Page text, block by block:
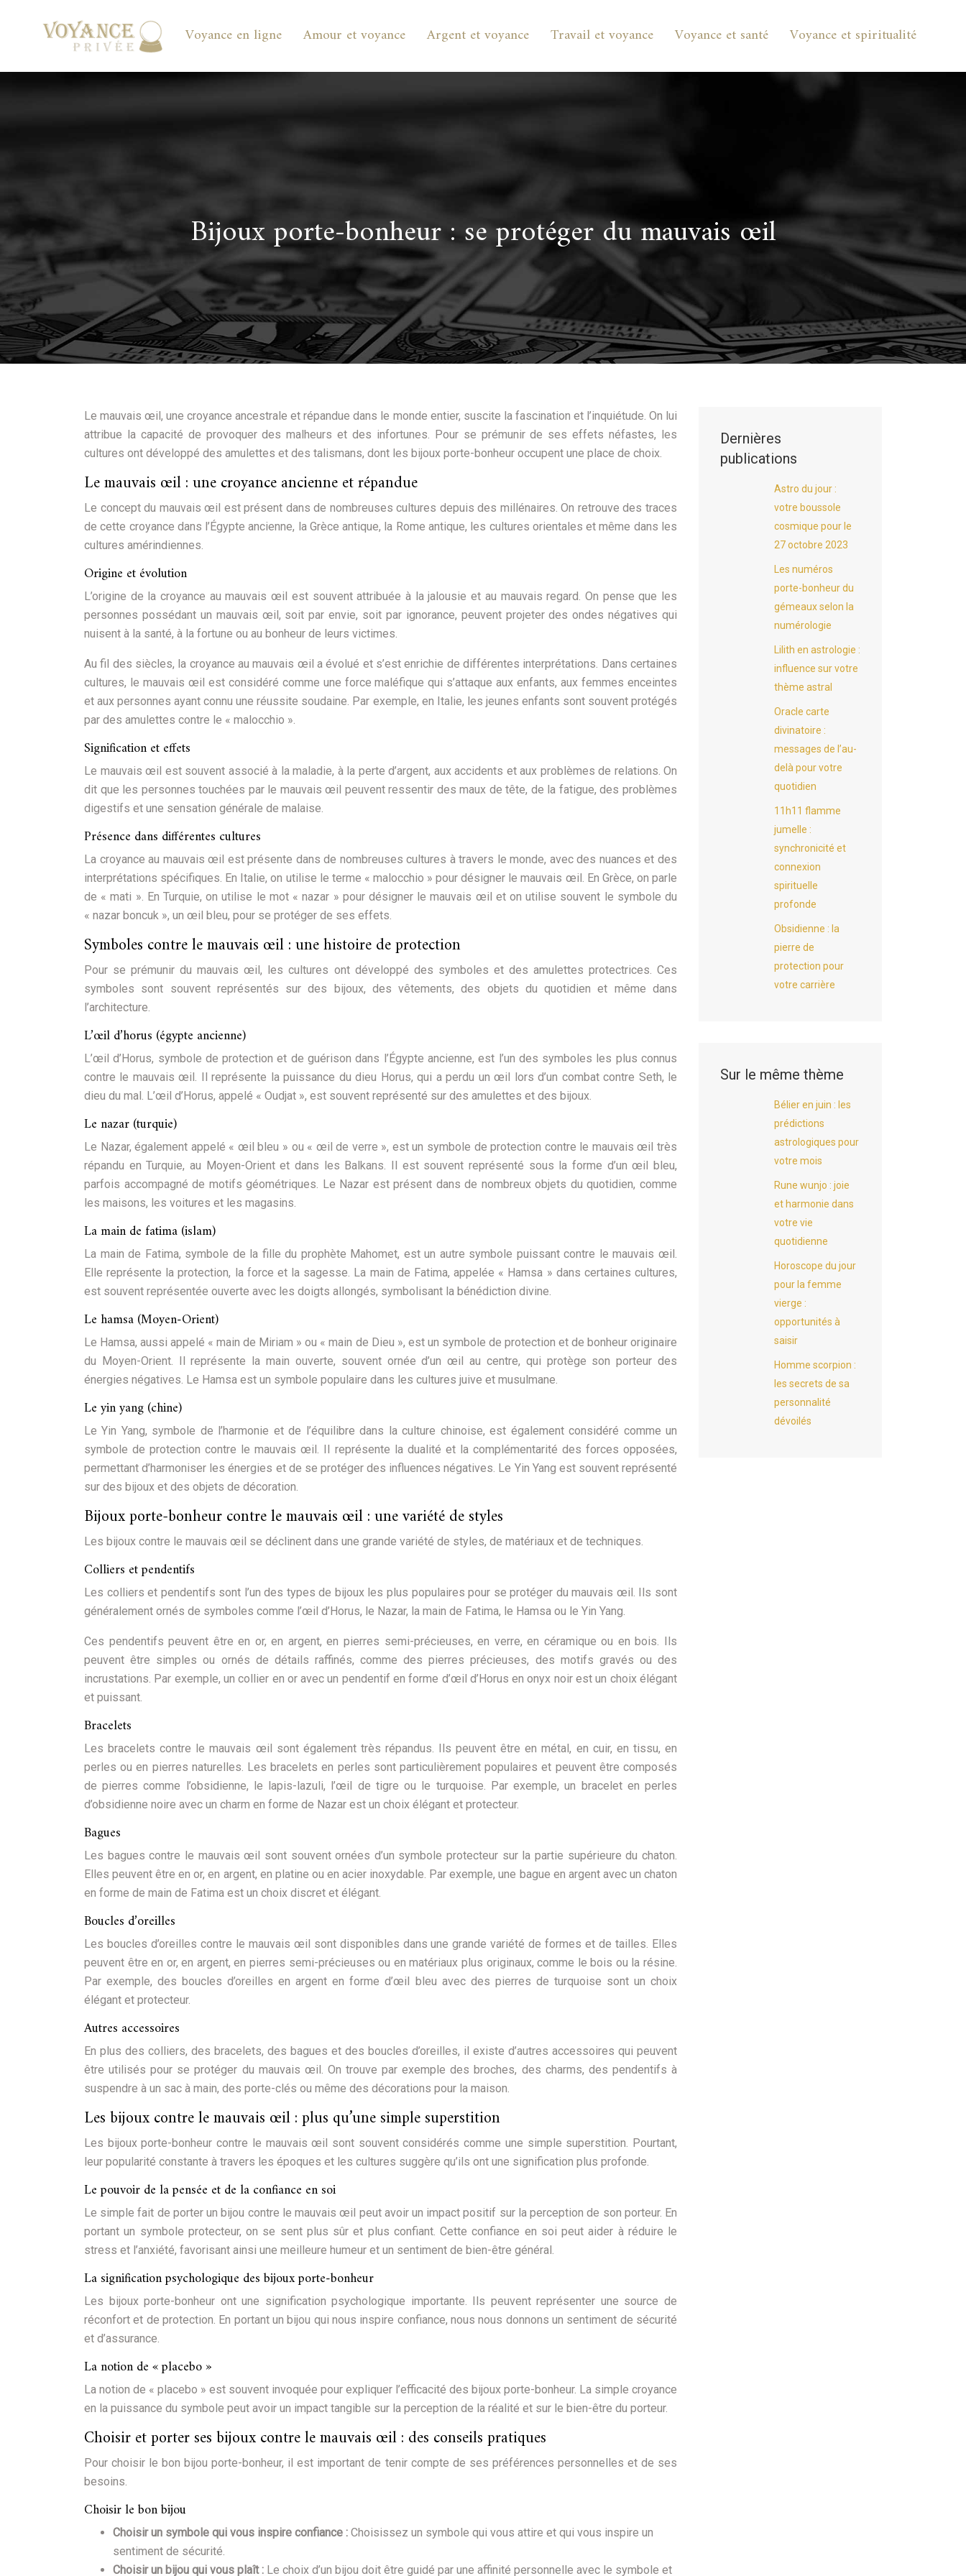
Voyance en ligne Amour et voyance Argent et voyance Travail et voyance Voyance et santé Voyance et spiritualité
Bijoux porte-bonheur : se protéger du mauvais œil
Le mauvais œil, une croyance ancestrale et répandue dans le monde entier, suscite la fascination et l’inquiétude. On lui
attribue la capacité de provoquer des malheurs et des infortunes. Pour se prémunir de ses effets néfastes, les
cultures ont développé des amulettes et des talismans, dont les bijoux porte-bonheur occupent une place de choix.
Le mauvais œil : une croyance ancienne et répandue
Le concept du mauvais œil est présent dans de nombreuses cultures depuis des millénaires. On retrouve des traces
de cette croyance dans l’Égypte ancienne, la Grèce antique, la Rome antique, les cultures orientales et même dans les
cultures amérindiennes.
Origine et évolution
L’origine de la croyance au mauvais œil est souvent attribuée à la jalousie et au mauvais regard. On pense que les
personnes possédant un mauvais œil, soit par envie, soit par ignorance, peuvent projeter des ondes négatives qui
nuisent à la santé, à la fortune ou au bonheur de leurs victimes.
Au fil des siècles, la croyance au mauvais œil a évolué et s’est enrichie de différentes interprétations. Dans certaines
cultures, le mauvais œil est considéré comme une force maléfique qui s’attaque aux enfants, aux femmes enceintes
et aux personnes ayant connu une réussite soudaine. Par exemple, en Italie, les jeunes enfants sont souvent protégés
par des amulettes contre le « malocchio ».
Signification et effets
Le mauvais œil est souvent associé à la maladie, à la perte d’argent, aux accidents et aux problèmes de relations. On
dit que les personnes touchées par le mauvais œil peuvent ressentir des maux de tête, de la fatigue, des problèmes
digestifs et une sensation générale de malaise.
Présence dans différentes cultures
La croyance au mauvais œil est présente dans de nombreuses cultures à travers le monde, avec des nuances et des
interprétations spécifiques. En Italie, on utilise le terme « malocchio » pour désigner le mauvais œil. En Grèce, on parle
de « mati ». En Turquie, on utilise le mot « nazar » pour désigner le mauvais œil et on utilise souvent le symbole du
« nazar boncuk », un œil bleu, pour se protéger de ses effets.
Symboles contre le mauvais œil : une histoire de protection
Pour se prémunir du mauvais œil, les cultures ont développé des symboles et des amulettes protectrices. Ces
symboles sont souvent représentés sur des bijoux, des vêtements, des objets du quotidien et même dans
l’architecture.
L’œil d’horus (égypte ancienne)
L’œil d’Horus, symbole de protection et de guérison dans l’Égypte ancienne, est l’un des symboles les plus connus
contre le mauvais œil. Il représente la puissance du dieu Horus, qui a perdu un œil lors d’un combat contre Seth, le
dieu du mal. L’œil d’Horus, appelé « Oudjat », est souvent représenté sur des amulettes et des bijoux.
Le nazar (turquie)
Le Nazar, également appelé « œil bleu » ou « œil de verre », est un symbole de protection contre le mauvais œil très
répandu en Turquie, au Moyen-Orient et dans les Balkans. Il est souvent représenté sous la forme d’un œil bleu,
parfois accompagné de motifs géométriques. Le Nazar est présent dans de nombreux objets du quotidien, comme
les maisons, les voitures et les magasins.
La main de fatima (islam)
La main de Fatima, symbole de la fille du prophète Mahomet, est un autre symbole puissant contre le mauvais œil.
Elle représente la protection, la force et la sagesse. La main de Fatima, appelée « Hamsa » dans certaines cultures,
est souvent représentée ouverte avec les doigts allongés, symbolisant la bénédiction divine.
Le hamsa (Moyen-Orient)
Le Hamsa, aussi appelé « main de Miriam » ou « main de Dieu », est un symbole de protection et de bonheur originaire
du Moyen-Orient. Il représente la main ouverte, souvent ornée d’un œil au centre, qui protège son porteur des
énergies négatives. Le Hamsa est un symbole populaire dans les cultures juive et musulmane.
Le yin yang (chine)
Le Yin Yang, symbole de l’harmonie et de l’équilibre dans la culture chinoise, est également considéré comme un
symbole de protection contre le mauvais œil. Il représente la dualité et la complémentarité des forces opposées,
permettant d’harmoniser les énergies et de se protéger des influences négatives. Le Yin Yang est souvent représenté
sur des bijoux et des objets de décoration.
Bijoux porte-bonheur contre le mauvais œil : une variété de styles
Les bijoux contre le mauvais œil se déclinent dans une grande variété de styles, de matériaux et de techniques.
Colliers et pendentifs
Les colliers et pendentifs sont l’un des types de bijoux les plus populaires pour se protéger du mauvais œil. Ils sont
généralement ornés de symboles comme l’œil d’Horus, le Nazar, la main de Fatima, le Hamsa ou le Yin Yang.
Ces pendentifs peuvent être en or, en argent, en pierres semi-précieuses, en verre, en céramique ou en bois. Ils
peuvent être simples ou ornés de détails raffinés, comme des pierres précieuses, des motifs gravés ou des
incrustations. Par exemple, un collier en or avec un pendentif en forme d’œil d’Horus en onyx noir est un choix élégant
et puissant.
Bracelets
Les bracelets contre le mauvais œil sont également très répandus. Ils peuvent être en métal, en cuir, en tissu, en
perles ou en pierres naturelles. Les bracelets en perles sont particulièrement populaires et peuvent être composés
de pierres comme l’obsidienne, le lapis-lazuli, l’œil de tigre ou le turquoise. Par exemple, un bracelet en perles
d’obsidienne noire avec un charm en forme de Nazar est un choix élégant et protecteur.
Bagues
Les bagues contre le mauvais œil sont souvent ornées d’un symbole protecteur sur la partie supérieure du chaton.
Elles peuvent être en or, en argent, en platine ou en acier inoxydable. Par exemple, une bague en argent avec un chaton
en forme de main de Fatima est un choix discret et élégant.
Boucles d’oreilles
Les boucles d’oreilles contre le mauvais œil sont disponibles dans une grande variété de formes et de tailles. Elles
peuvent être en or, en argent, en pierres semi-précieuses ou en matériaux plus originaux, comme le bois ou la résine.
Par exemple, des boucles d’oreilles en argent en forme d’œil bleu avec des pierres de turquoise sont un choix
élégant et protecteur.
Autres accessoires
En plus des colliers, des bracelets, des bagues et des boucles d’oreilles, il existe d’autres accessoires qui peuvent
être utilisés pour se protéger du mauvais œil. On trouve par exemple des broches, des charms, des pendentifs à
suspendre à un sac à main, des porte-clés ou même des décorations pour la maison.
Les bijoux contre le mauvais œil : plus qu’une simple superstition
Les bijoux porte-bonheur contre le mauvais œil sont souvent considérés comme une simple superstition. Pourtant,
leur popularité constante à travers les époques et les cultures suggère qu’ils ont une signification plus profonde.
Le pouvoir de la pensée et de la confiance en soi
Le simple fait de porter un bijou contre le mauvais œil peut avoir un impact positif sur la perception de son porteur. En
portant un symbole protecteur, on se sent plus sûr et plus confiant. Cette confiance en soi peut aider à réduire le
stress et l’anxiété, favorisant ainsi une meilleure humeur et un sentiment de bien-être général.
La signification psychologique des bijoux porte-bonheur
Les bijoux porte-bonheur ont une signification psychologique importante. Ils peuvent représenter une source de
réconfort et de protection. En portant un bijou qui nous inspire confiance, nous nous donnons un sentiment de sécurité
et d’assurance.
La notion de « placebo »
La notion de « placebo » est souvent invoquée pour expliquer l’efficacité des bijoux porte-bonheur. La simple croyance
en la puissance du symbole peut avoir un impact tangible sur la perception de la réalité et sur le bien-être du porteur.
Choisir et porter ses bijoux contre le mauvais œil : des conseils pratiques
Pour choisir le bon bijou porte-bonheur, il est important de tenir compte de ses préférences personnelles et de ses
besoins.
Choisir le bon bijou
Choisir un symbole qui vous inspire confiance : Choisissez un symbole qui vous attire et qui vous inspire un
sentiment de sécurité.
Choisir un bijou qui vous plaît : Le choix d’un bijou doit être guidé par une affinité personnelle avec le symbole et
Dernières
publications
Astro du jour :
votre boussole
cosmique pour le
27 octobre 2023
Les numéros
porte-bonheur du
gémeaux selon la
numérologie
Lilith en astrologie :
influence sur votre
thème astral
Oracle carte
divinatoire :
messages de l’au-
delà pour votre
quotidien
11h11 flamme
jumelle :
synchronicité et
connexion
spirituelle
profonde
Obsidienne : la
pierre de
protection pour
votre carrière
Sur le même thème
Bélier en juin : les
prédictions
astrologiques pour
votre mois
Rune wunjo : joie
et harmonie dans
votre vie
quotidienne
Horoscope du jour
pour la femme
vierge :
opportunités à
saisir
Homme scorpion :
les secrets de sa
personnalité
dévoilés